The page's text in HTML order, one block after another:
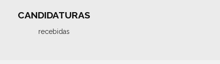
CANDIDATURAS
recebidas